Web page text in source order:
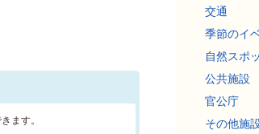
ます。
交通
季節のイ
自然スポ
公共施設
官公庁
その他施